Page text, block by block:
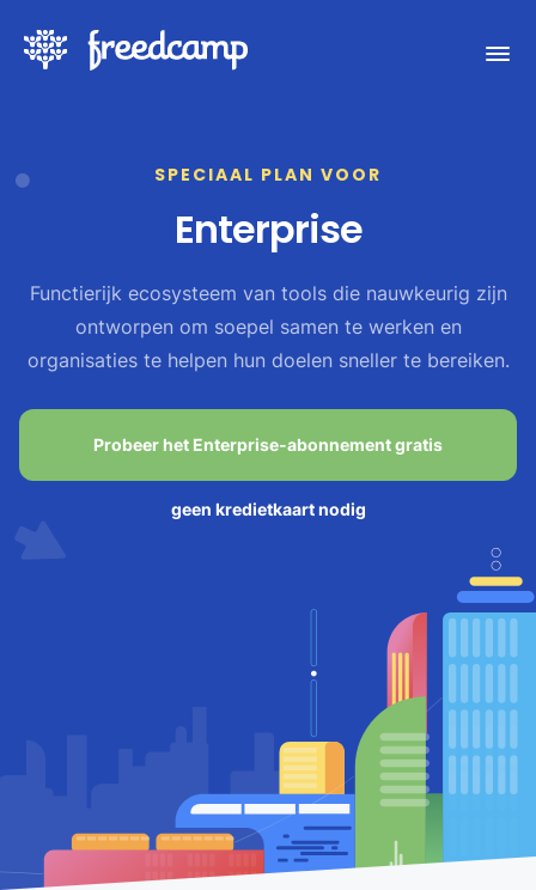
SPECIAAL PLAN VOOR
Enterprise
Functierijk ecosysteem van tools die nauwkeurig zijn
ontworpen om soepel samen te werken en
organisaties te helpen hun doelen sneller te bereiken.
Probeer het Enterprise-abonnement gratis
geen kredietkaart nodig